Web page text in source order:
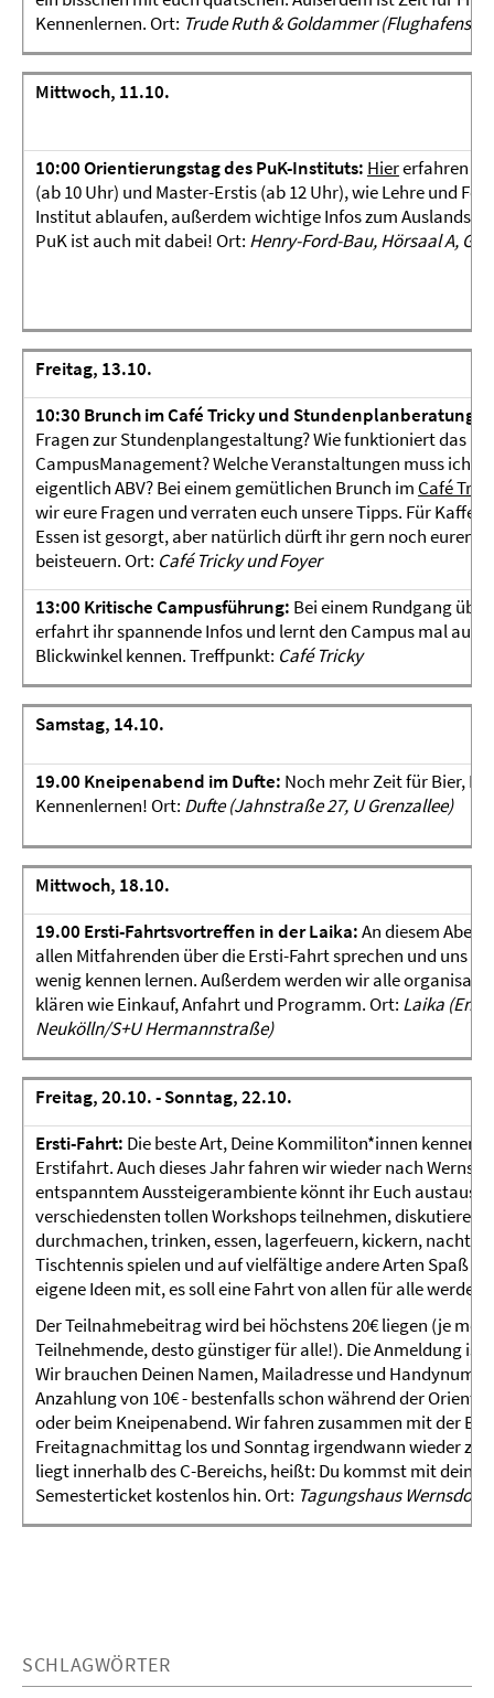
Kennenlernen. Ort: Trude Ruth & Goldammer (Flughafenstr.
Mittwoch, 11.10.
10:00 Orientierungstag des PuK-Instituts: Hiererfahren
(ab 10 Uhr) und Master-Erstis (ab 12 Uhr), wie Lehre und
Institut ablaufen, außerdem wichtige Infos zum
PuK ist auch mit dabei! Ort: Henry-Ford-Bau, Hörsaal A,
Freitag, 13.10.
10:30 Brunch im Café Tricky und Stundenplanberatung:
Fragen zur Stundenplangestaltung? Wie funktioniert das
CampusManagement? Welche Veranstaltungen muss ich
eigentlich ABV? Bei einem gemütlichen Brunch im Café
wir eure Fragen und verraten euch unsere Tipps. Für Kaffee
Essen ist gesorgt, aber natürlich dürft ihr gern noch euren
beisteuern. Ort: Café Tricky und Foyer
13:00 Kritische Campusführung: Bei einem Rundgang
erfahrt ihr spannende Infos und lernt den Campus mal aus
Blickwinkel kennen. Treffpunkt: Café Tricky
Samstag, 14.10.
19.00 Kneipenabend im Dufte: Noch mehr Zeit für Bier,
Kennenlernen! Ort: Dufte (Jahnstraße 27, U Grenzallee)
Mittwoch, 18.10.
19.00 Ersti-Fahrtsvortreffen in der Laika:An diesem
allen Mitfahrenden über die Ersti-Fahrt sprechen und uns
wenig kennen lernen. Außerdem werden wir alle
klären wie Einkauf, Anfahrt und Programm. Ort: Laika
Neukölln/S+U Hermannstraße)
Freitag, 20.10. - Sonntag, 22.10.
Ersti-Fahrt: Die beste Art, Deine Kommiliton*innen
Erstifahrt. Auch dieses Jahr fahren wir wieder nach
entspanntem Aussteigerambiente könnt ihr Euch
verschiedensten tollen Workshops teilnehmen, diskutieren,
durchmachen, trinken, essen, lagerfeuern, kickern,
Tischtennis spielen und auf vielfältige andere Arten Spaß
eigene Ideen mit, es soll eine Fahrt von allen für alle werden!
Der Teilnahmebeitrag wird bei höchstens 20€ liegen (je mehr
Teilnehmende, desto günstiger für alle!). Die Anmeldung ist
Wir brauchen Deinen Namen, Mailadresse und
Anzahlung von 10€ - bestenfalls schon während der
oder beim Kneipenabend. Wir fahren zusammen mit der
Freitagnachmittag los und Sonntag irgendwann wieder
liegt innerhalb des C-Bereichs, heißt: Du kommst mit
Semesterticket kostenlos hin. Ort: Tagungshaus Wernsdorf
SCHLAGWÖRTER